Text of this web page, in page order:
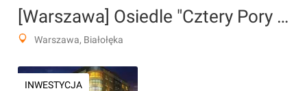
[Warszawa] Osiedle "Cztery Pory Roku"
Warszawa, Białołęka
INWESTYCJA